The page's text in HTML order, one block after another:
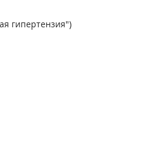
гипертензия")